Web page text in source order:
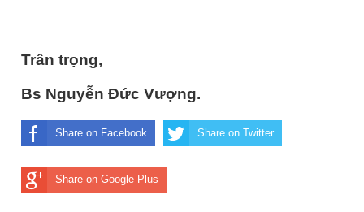
Trân trọng,
Bs Nguyễn Đức Vượng.
Share on Facebook Share on Twitter
Share on Google Plus